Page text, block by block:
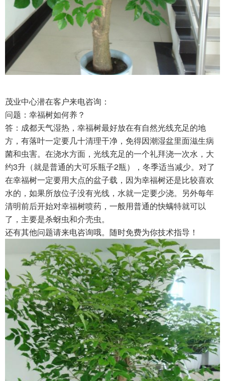
茂业中心潜在客户来电咨询：
问题：幸福树如何养？
答：成都天气湿热，幸福树最好放在有自然光线充足的地
方，有落叶一定要几十清理干净，免得因潮湿盆里面滋生病
菌和虫害。在浇水方面，光线充足的一个礼拜浇一次水，大
约3升（就是普通的大可乐瓶子2瓶），冬季适当减少。对了
在幸福树一定要用大点的盆子载，因为幸福树还是比较喜欢
水的，如果所放位子没有光线，水就一定要少浇。另外每年
清明前后开始对幸福树喷药，一般用普通的快螨特就可以
了，主要是杀蚜虫和介壳虫。
还有其他问题请来电咨询哦。随时免费为你技术指导！